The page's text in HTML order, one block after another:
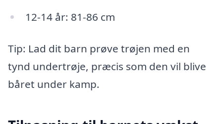
12-14 år: 81-86 cm
Tip: Lad dit barn prøve trøjen med en
tynd undertrøje, præcis som den vil blive
båret under kamp.